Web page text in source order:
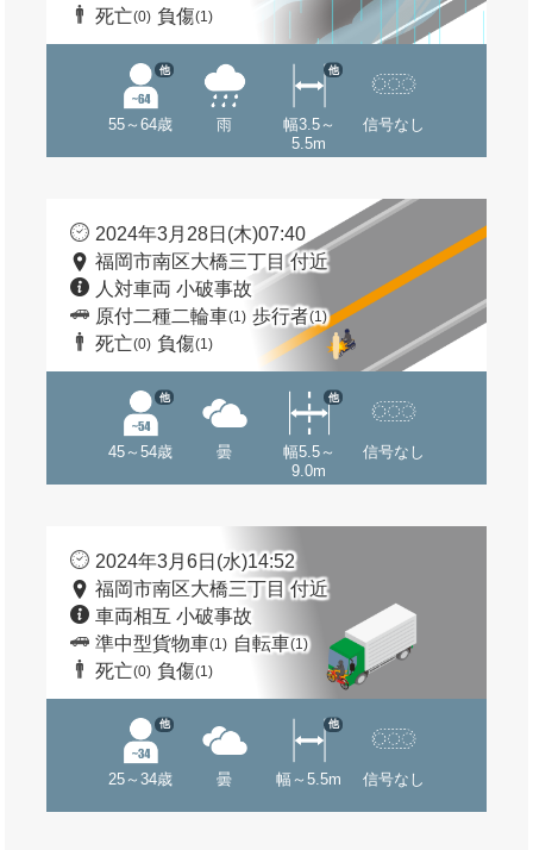
死亡(0) 負傷(1)
55～64歳
他
雨
幅3.5～
5.5m
他
信号なし
2024年3月28日(木)07:40
福岡市南区大橋三丁目 付近
人対車両 小破事故
原付二種二輪車(1) 歩行者(1)
死亡(0) 負傷(1)
45～54歳
他
曇
幅5.5～
9.0m
他
信号なし
2024年3月6日(水)14:52
福岡市南区大橋三丁目 付近
車両相互 小破事故
準中型貨物車(1) 自転車(1)
死亡(0) 負傷(1)
25～34歳
他
曇 幅～5.5m
他
信号なし